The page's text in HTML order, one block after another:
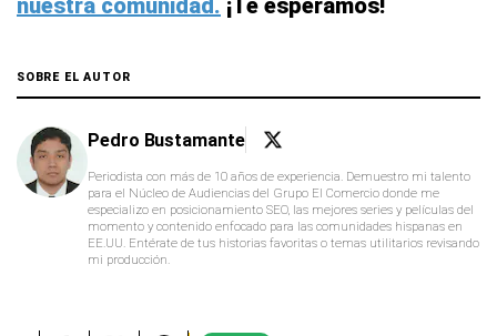
nuestra comunidad. ¡Te esperamos!
SOBRE EL AUTOR
Pedro Bustamante
Periodista con más de 10 años de experiencia. Demuestro mi talento
para el Núcleo de Audiencias del Grupo El Comercio donde me
especializo en posicionamiento SEO, las mejores series y películas del
momento y contenido enfocado para las comunidades hispanas en
EE.UU. Entérate de tus historias favoritas o temas utilitarios revisando
mi producción.